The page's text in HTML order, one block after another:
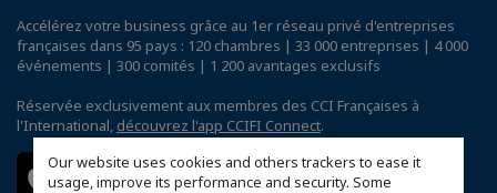
Our website uses cookies and others trackers to ease it
usage, improve its performance and security. Some
Accélérez votre business grâce au 1er réseau privé d'entreprises
françaises dans 95 pays : 120 chambres | 33 000 entreprises | 4 000
événements | 300 comités | 1 200 avantages exclusifs
Réservée exclusivement aux membres des CCI Françaises à
l'International, découvrez l'app CCIFI Connect.